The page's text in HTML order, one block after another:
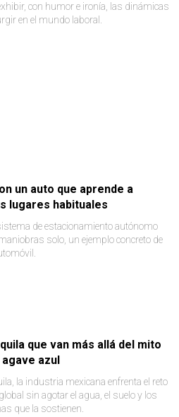
con humor e ironía, las dinámicas
en el mundo laboral.
un auto que aprende a
lugares habituales
de estacionamiento autónomo
solo, un ejemplo concreto de
que van más allá del mito
azul
la industria mexicana enfrenta el reto
sin agotar el agua, el suelo y los
que la sostienen.